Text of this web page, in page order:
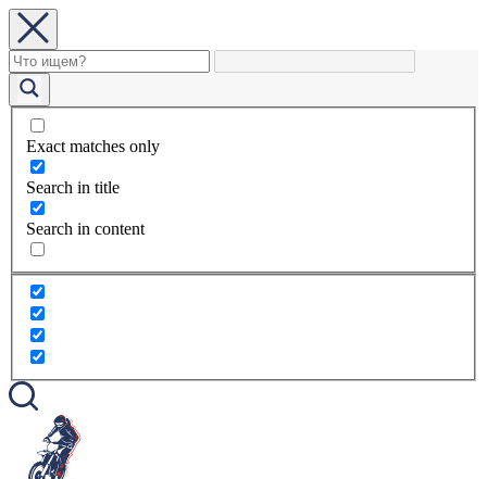
Exact matches only
Search in title
Search in content